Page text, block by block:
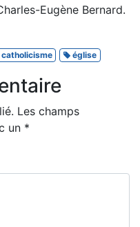
Eugène Bernard.
église
Les champs
un *